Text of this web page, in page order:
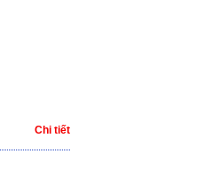
Chi tiết